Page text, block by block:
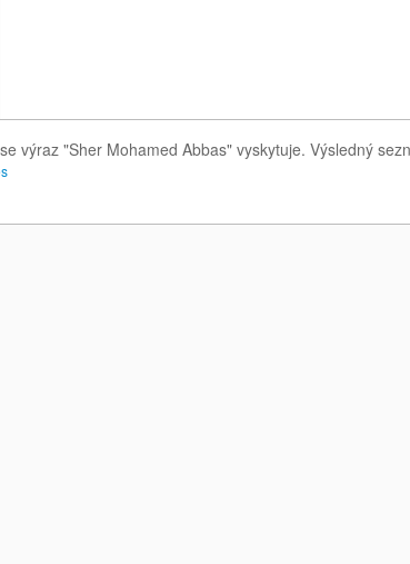
výraz "Sher Mohamed Abbas" vyskytuje. Výsledný